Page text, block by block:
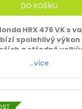
DO KOŠÍKU
HRX 476 VK s
spolehlivý
a středně
Honda a kvalitní
dlouhou
sestavíme a
…více